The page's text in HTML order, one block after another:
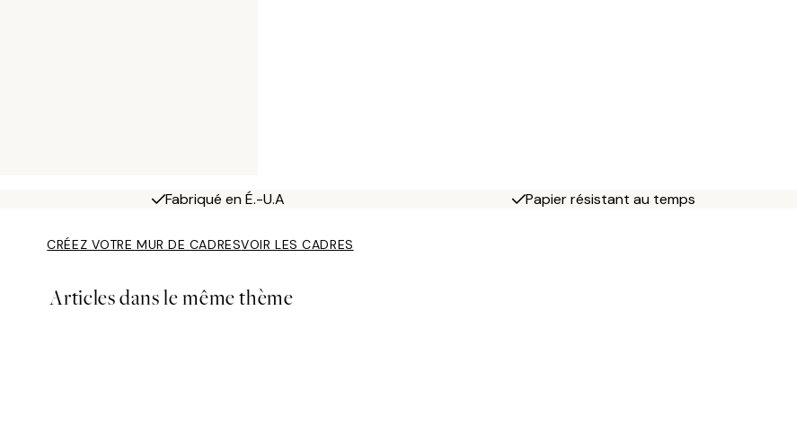
Fabriqué en É.-U.A Papier résistant au temps
CRÉEZ VOTRE MUR DE CADRESVOIR LES CADRES
Articles dans le même thème